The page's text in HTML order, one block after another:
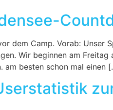
dem Camp. Vorab: Unser
Wir beginnen am
am besten schon mal einen